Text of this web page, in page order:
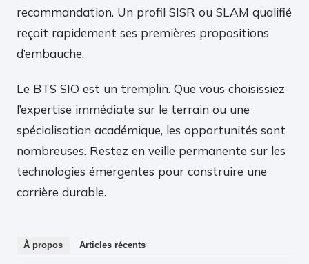
recommandation. Un profil SISR ou SLAM qualifié
reçoit rapidement ses premières propositions
d’embauche.
Le BTS SIO est un tremplin. Que vous choisissiez
l’expertise immédiate sur le terrain ou une
spécialisation académique, les opportunités sont
nombreuses. Restez en veille permanente sur les
technologies émergentes pour construire une
carrière durable.
À propos Articles récents